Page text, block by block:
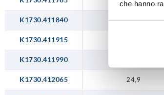
che hanno
12,00 - 12,75
K1730.411840 22,65
K1730.411915
K1730.411990
K1730.412065 24,9